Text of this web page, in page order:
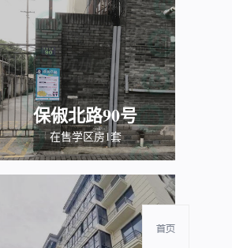
保俶北路90号
在售学区房1套